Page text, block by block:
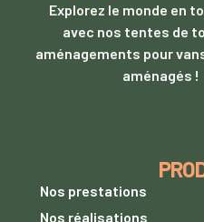
Explorez le monde en
avec nos tentes de
aménagements pour
aménagés !
Nos prestations
Nos réalisations